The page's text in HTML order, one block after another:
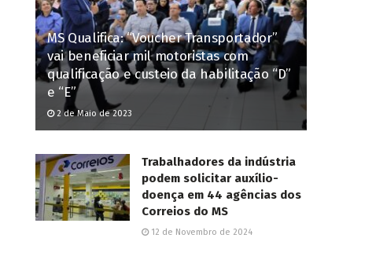
MS Qualifica: “Voucher Transportador”
vai beneficiar mil motoristas com
qualificação e custeio da habilitação “D”
e “E”
2 de Maio de 2023
Trabalhadores da indústria
podem solicitar auxílio-
doença em 44 agências dos
Correios do MS
12 de Novembro de 2024